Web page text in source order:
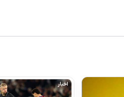
اخبار